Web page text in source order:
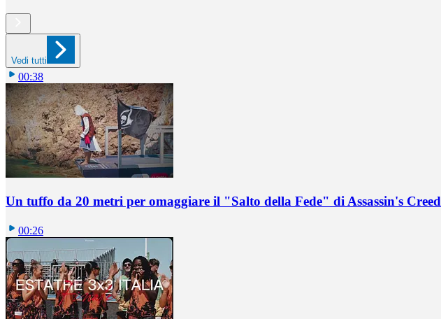
Vedi tutti
00:38
Un tuffo da 20 metri per omaggiare il "Salto della Fede" di Assassin's Creed
00:26